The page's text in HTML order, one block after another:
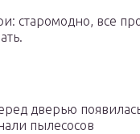
старомодно, все
дверью
пылесосов